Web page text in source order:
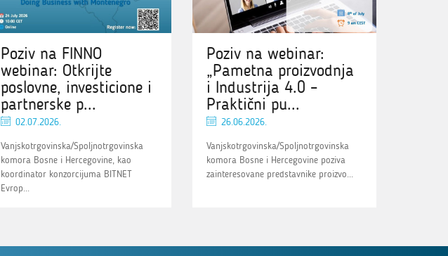
Poziv na FINNO
webinar: Otkrijte
poslovne, investicione i
partnerske p...
02.07.2026.
Vanjskotrgovinska/Spoljnotrgovinska
komora Bosne i Hercegovine, kao
koordinator konzorcijuma BITNET
Evrop...
Poziv na webinar:
„Pametna proizvodnja
i Industrija 4.0 –
Praktični pu...
26.06.2026.
Vanjskotrgovinska/Spoljnotrgovinska
komora Bosne i Hercegovine poziva
zainteresovane predstavnike proizvo...